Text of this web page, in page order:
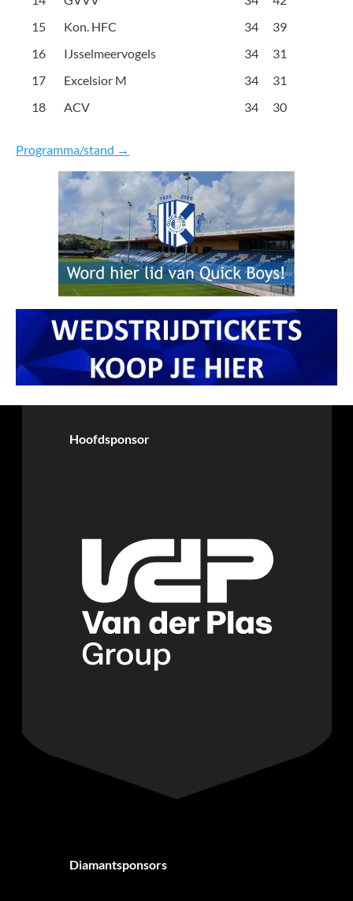
15
Kon. HFC 34
39
16
IJsselmeervogels 34
31
17
Excelsior M 34
31
18
ACV 34 30
Programma/stand →
Hoofdsponsor
Diamantsponsors